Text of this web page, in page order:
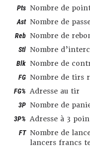
Pts Nombre de
Ast Nombre de
Reb Nombre de
Stl Nombre
Blk Nombre de
FG Nombre de tirs
FG% Adresse au tir
3P Nombre de
3P% Adresse à 3
FT Nombre de
lancers francs